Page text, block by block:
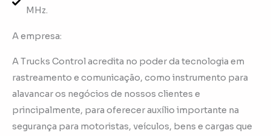
MHz.
A empresa:
A Trucks Control acredita no poder da tecnologia em
rastreamento e comunicação, como instrumento para
alavancar os negócios de nossos clientes e
principalmente, para oferecer auxílio importante na
segurança para motoristas, veículos, bens e cargas que